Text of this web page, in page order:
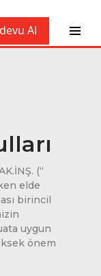
Al
(“
elde
birincil
uygun
önem